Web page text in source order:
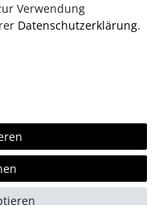
Verwendung
Daten­schutz­erklärung.